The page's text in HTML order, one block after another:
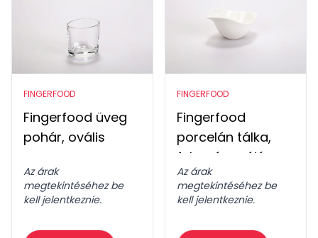
FINGERFOOD
Fingerfood üveg
pohár, ovális
Az árak
megtekintéséhez be
kell jelentkeznie.
FINGERFOOD
Fingerfood
porcelán tálka,
felemás szájú
Az árak
megtekintéséhez be
kell jelentkeznie.